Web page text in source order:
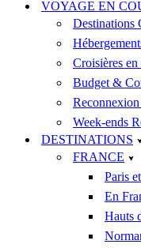
VOYAGE EN
Destinations
Croisières
Budget &
Week-ends
DESTINATIONS
FRANCE
Paris
En
Hauts